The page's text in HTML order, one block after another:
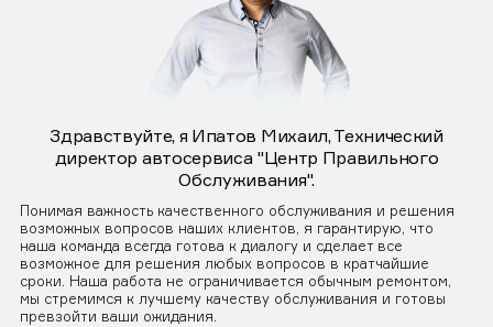
Здравствуйте, я Ипатов Михаил, Технический
директор автосервиса "Центр Правильного
Обслуживания".
Понимая важность качественного обслуживания и решения
возможных вопросов наших клиентов, я гарантирую, что
наша команда всегда готова к диалогу и сделает все
возможное для решения любых вопросов в кратчайшие
сроки. Наша работа не ограничивается обычным ремонтом,
мы стремимся к лучшему качеству обслуживания и готовы
превзойти ваши ожидания.